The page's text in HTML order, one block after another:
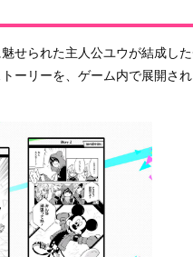
せられた主人公ユウが結成し
ーリーを、ゲーム内で展開さ